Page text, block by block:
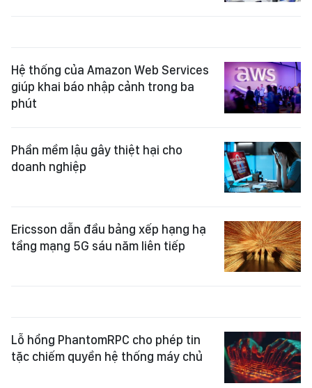
Hệ thống của Amazon Web Services
giúp khai báo nhập cảnh trong ba
phút
Phần mềm lậu gây thiệt hại cho
doanh nghiệp
Ericsson dẫn đầu bảng xếp hạng hạ
tầng mạng 5G sáu năm liên tiếp
Lỗ hổng PhantomRPC cho phép tin
tặc chiếm quyền hệ thống máy chủ